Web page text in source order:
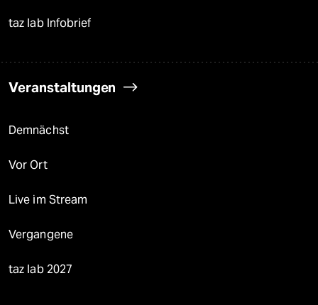
taz lab Infobrief
Veranstaltungen
Demnächst
Vor Ort
Live im Stream
Vergangene
taz lab 2027